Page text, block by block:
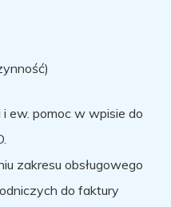
ew. pomoc w wpisie do
zakresu obsługowego
do faktury